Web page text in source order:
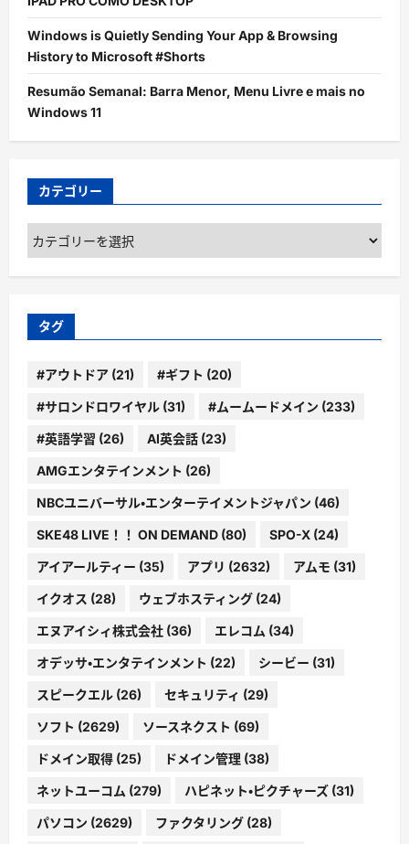
Windows is Quietly Sending Your App & Browsing
History to Microsoft #Shorts
Resumão Semanal: Barra Menor, Menu Livre e mais no
Windows 11
カテゴリー
カ
テ
ゴ
ー
タグ
#アウトドア (21) #ギフト (20)
#サロンドロワイヤル (31) #ムームードメイン (233)
#英語学習 (26) AI英会話 (23)
AMGエンタテインメント (26)
NBCユニバーサル・エンターテイメントジャパン (46)
SKE48 LIVE！！ ON DEMAND (80) SPO-X (24)
アイアールティー (35) アプリ (2632) アムモ (31)
イクオス (28) ウェブホスティング (24)
エヌアイシィ株式会社 (36) エレコム (34)
オデッサ・エンタテインメント (22) シービー (31)
スピークエル (26) セキュリティ (29)
ソフト (2629) ソースネクスト (69)
ドメイン取得 (25) ドメイン管理 (38)
ネットユーコム (279) ハピネット・ピクチャーズ (31)
パソコン (2629) ファクタリング (28)